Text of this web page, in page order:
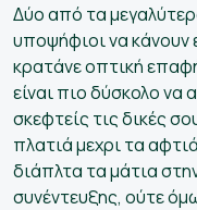
Δύο από τα
υποψήφιοι να κάνουν
κρατάνε οπτική
είναι πιο δύσκολο να
σκεφτείς τις δικές
πλατιά μεχρι τα
διάπλτα τα μάτια
συνέντευξης, ούτε